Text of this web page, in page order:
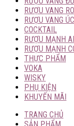
RƯỢU VANG
RƯỢU VANG ÚC
COCKTAIL
RƯỢU MẠNH
RƯỢU MẠNH
THỰC PHẨM
VOKA
WISKY
PHỤ KIỆN
KHUYẾN MÃI
TRANG CHỦ